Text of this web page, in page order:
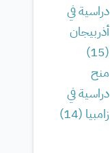
دراسية في
أذربيجان
(
15
)
منح
دراسية في
زامبيا (
14
)